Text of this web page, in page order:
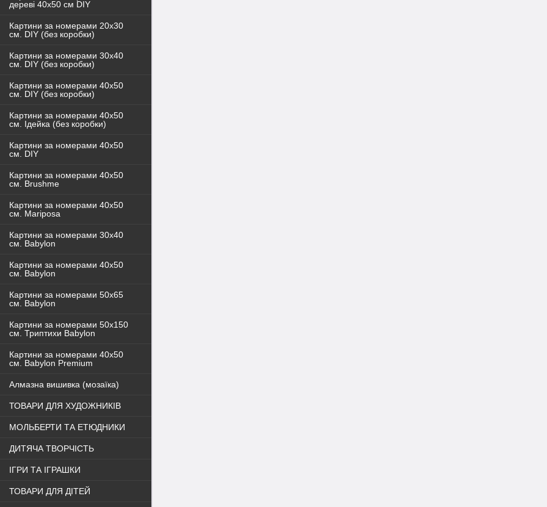
дереві 40х50 см DIY
Картини за номерами 20х30
см. DIY (без коробки)
Картини за номерами 30х40
см. DIY (без коробки)
Картини за номерами 40х50
см. DIY (без коробки)
Картини за номерами 40x50
см. Ідейка (без коробки)
Картини за номерами 40х50
см. DIY
Картини за номерами 40х50
см. Brushme
Картини за номерами 40х50
см. Mariposa
Картини за номерами 30х40
см. Babylon
Картини за номерами 40х50
см. Babylon
Картини за номерами 50х65
см. Babylon
Картини за номерами 50х150
см. Триптихи Babylon
Картини за номерами 40х50
см. Babylon Premium
Алмазна вишивка (мозаїка)
ТОВАРИ ДЛЯ ХУДОЖНИКІВ
МОЛЬБЕРТИ ТА ЕТЮДНИКИ
ДИТЯЧА ТВОРЧІСТЬ
ІГРИ ТА ІГРАШКИ
ТОВАРИ ДЛЯ ДІТЕЙ